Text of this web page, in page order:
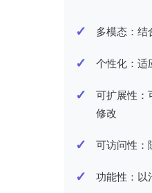
多模态：结
个性化：适
可扩展性：
修改
可访问性：
功能性：以